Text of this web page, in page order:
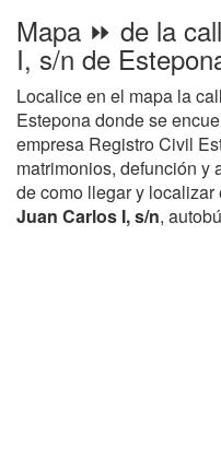
Mapa ⏩ de la
I, s/n de
Localice en el mapa la
Estepona donde se
empresa Registro Civil
matrimonios, defunción y
de como llegar y localizar
Juan Carlos I, s/n,